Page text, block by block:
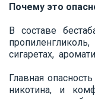
Почему это
В составе
сигаретах,
Главная
никотина, и